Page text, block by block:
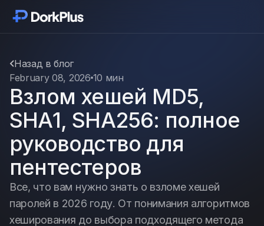
Модули
Функции
Цены
Отзывы
Новости
Назад в блог
February 08, 2026 10 мин
Взлом хешей MD5,
SHA1, SHA256: полное
руководство для
пентестеров
Все, что вам нужно знать о взломе хешей
паролей в 2026 году. От понимания алгоритмов
хеширования до выбора подходящего метода